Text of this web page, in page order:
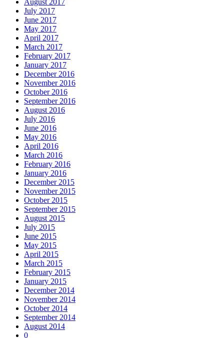
August 2017
July 2017
June 2017
May 2017
April 2017
March 2017
February 2017
January 2017
December 2016
November 2016
October 2016
September 2016
August 2016
July 2016
June 2016
May 2016
April 2016
March 2016
February 2016
January 2016
December 2015
November 2015
October 2015
September 2015
August 2015
July 2015
June 2015
May 2015
April 2015
March 2015
February 2015
January 2015
December 2014
November 2014
October 2014
September 2014
August 2014
0